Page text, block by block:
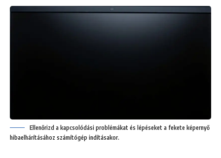
Ellenőrizd a kapcsolódási problémákat és lépéseket a fekete képernyő
hibaelhárításához számítógép indításakor.